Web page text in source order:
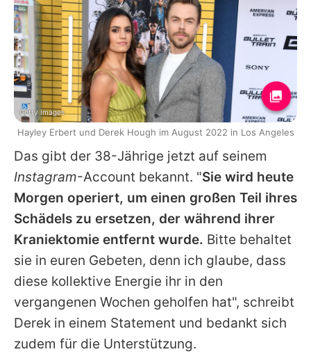
Das gibt der 38-Jährige jetzt auf seinem
Instagram-Account bekannt. "Sie wird heute
Morgen operiert, um einen großen Teil ihres
Schädels zu ersetzen, der während ihrer
Kraniektomie entfernt wurde. Bitte behaltet
sie in euren Gebeten, denn ich glaube, dass
diese kollektive Energie ihr in den
vergangenen Wochen geholfen hat", schreibt
Derek in einem Statement und bedankt sich
zudem für die Unterstützung.
Getty Images
Hayley Erbert und Derek Hough im August 2022 in Los Angeles